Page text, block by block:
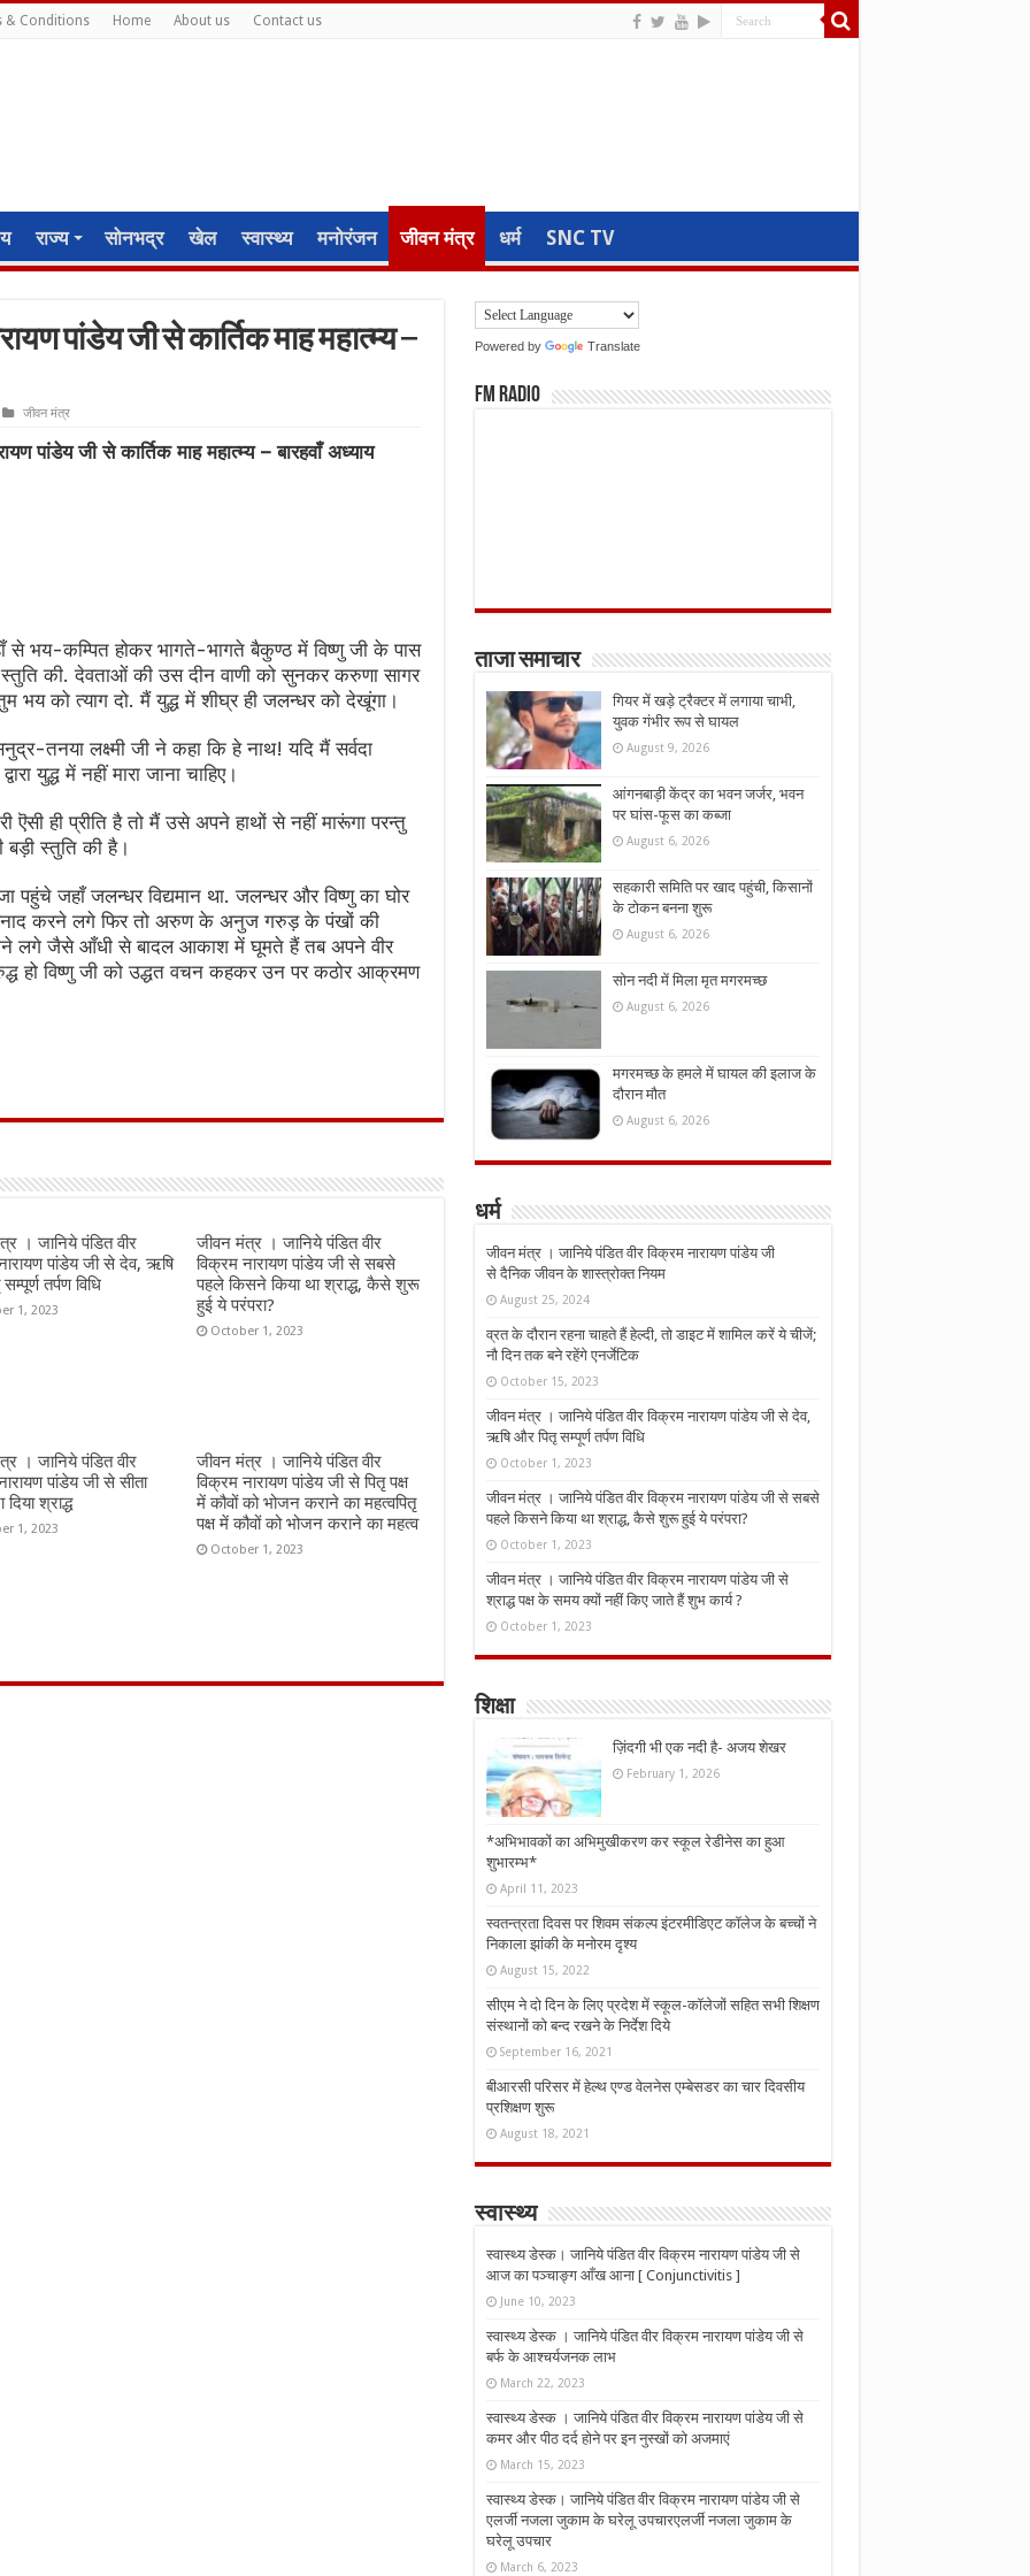
& Conditions Home About us Contact us
राज्य सोनभद्र खेल स्वास्थ्य मनोरंजन जीवन मंत्र धर्म SNC TV
पांडेय जी से कार्तिक माह महात्म्य –
जीवन मंत्र
पांडेय जी से कार्तिक माह महात्म्य – बारहवाँ अध्याय
से भय-कम्पित होकर भागते-भागते बैकुण्ठ में विष्णु जी के पास
की. देवताओं की उस दीन वाणी को सुनकर करुणा सागर
भय को त्याग दो. मैं युद्ध में शीघ्र ही जलन्धर को देखूंगा।
तनया लक्ष्मी जी ने कहा कि हे नाथ! यदि मैं सर्वदा
युद्ध में नहीं मारा जाना चाहिए।
ऎसी ही प्रीति है तो मैं उसे अपने हाथों से नहीं मारूंगा परन्तु
स्तुति की है।
पहुंचे जहाँ जलन्धर विद्यमान था. जलन्धर और विष्णु का घोर
करने लगे फिर तो अरुण के अनुज गरुड़ के पंखों की
लगे जैसे आँधी से बादल आकाश में घूमते हैं तब अपने वीर
हो विष्णु जी को उद्धत वचन कहकर उन पर कठोर आक्रमण
। जानिये पंडित वीर
पांडेय जी से देव, ऋषि
तर्पण विधि
1, 2023
जीवन मंत्र । जानिये पंडित वीर
विक्रम नारायण पांडेय जी से सबसे
पहले किसने किया था श्राद्ध, कैसे शुरू
हुई ये परंपरा?
October 1, 2023
। जानिये पंडित वीर
पांडेय जी से सीता
दिया श्राद्ध
1, 2023
जीवन मंत्र । जानिये पंडित वीर
विक्रम नारायण पांडेय जी से पितृ पक्ष
में कौवों को भोजन कराने का महत्वपितृ
पक्ष में कौवों को भोजन कराने का महत्व
October 1, 2023
Powered by Translate
FM Radio
ताजा समाचार
गियर में खड़े ट्रैक्टर में लगाया चाभी,
युवक गंभीर रूप से घायल
August 9, 2026
आंगनबाड़ी केंद्र का भवन जर्जर, भवन
पर घांस-फूस का कब्जा
August 6, 2026
सहकारी समिति पर खाद पहुंची, किसानों
के टोकन बनना शुरू
August 6, 2026
सोन नदी में मिला मृत मगरमच्छ
August 6, 2026
मगरमच्छ के हमले में घायल की इलाज के
दौरान मौत
August 6, 2026
धर्म
जीवन मंत्र । जानिये पंडित वीर विक्रम नारायण पांडेय जी
से दैनिक जीवन के शास्त्रोक्त नियम
August 25, 2024
व्रत के दौरान रहना चाहते हैं हेल्दी, तो डाइट में शामिल करें ये चीजें;
नौ दिन तक बने रहेंगे एनर्जेटिक
October 15, 2023
जीवन मंत्र । जानिये पंडित वीर विक्रम नारायण पांडेय जी से देव,
ऋषि और पितृ सम्पूर्ण तर्पण विधि
October 1, 2023
जीवन मंत्र । जानिये पंडित वीर विक्रम नारायण पांडेय जी से सबसे
पहले किसने किया था श्राद्ध, कैसे शुरू हुई ये परंपरा?
October 1, 2023
जीवन मंत्र । जानिये पंडित वीर विक्रम नारायण पांडेय जी से
श्राद्ध पक्ष के समय क्यों नहीं किए जाते हैं शुभ कार्य ?
October 1, 2023
शिक्षा
ज़िंदगी भी एक नदी है- अजय शेखर
February 1, 2026
*अभिभावकों का अभिमुखीकरण कर स्कूल रेडीनेस का हुआ
शुभारम्भ*
April 11, 2023
स्वतन्त्रता दिवस पर शिवम संकल्प इंटरमीडिएट कॉलेज के बच्चों ने
निकाला झांकी के मनोरम दृश्य
August 15, 2022
सीएम ने दो दिन के लिए प्रदेश में स्कूल-कॉलेजों सहित सभी शिक्षण
संस्थानों को बन्द रखने के निर्देश दिये
September 16, 2021
बीआरसी परिसर में हेल्थ एण्ड वेलनेस एम्बेसडर का चार दिवसीय
प्रशिक्षण शुरू
August 18, 2021
स्वास्थ्य
स्वास्थ्य डेस्क। जानिये पंडित वीर विक्रम नारायण पांडेय जी से
आज का पञ्चाङ्ग आँख आना [ Conjunctivitis ]
June 10, 2023
स्वास्थ्य डेस्क । जानिये पंडित वीर विक्रम नारायण पांडेय जी से
बर्फ के आश्चर्यजनक लाभ
March 22, 2023
स्वास्थ्य डेस्क । जानिये पंडित वीर विक्रम नारायण पांडेय जी से
कमर और पीठ दर्द होने पर इन नुस्‍खों को अजमाएं
March 15, 2023
स्वास्थ्य डेस्क। जानिये पंडित वीर विक्रम नारायण पांडेय जी से
एलर्जी नजला जुकाम के घरेलू उपचारएलर्जी नजला जुकाम के
घरेलू उपचार
March 6, 2023